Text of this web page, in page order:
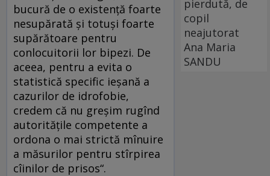
bucură de o existenţă foarte
nesupărată şi totuşi foarte
supărătoare pentru
conlocuitorii lor bipezi. De
aceea, pentru a evita o
statistică specific ieşană a
cazurilor de idrofobie,
credem că nu greşim rugînd
autorităţile competente a
ordona o mai strictă mînuire
a măsurilor pentru stîrpirea
cîinilor de prisos“.
pierdută, de
copil
neajutorat
Ana Maria
SANDU